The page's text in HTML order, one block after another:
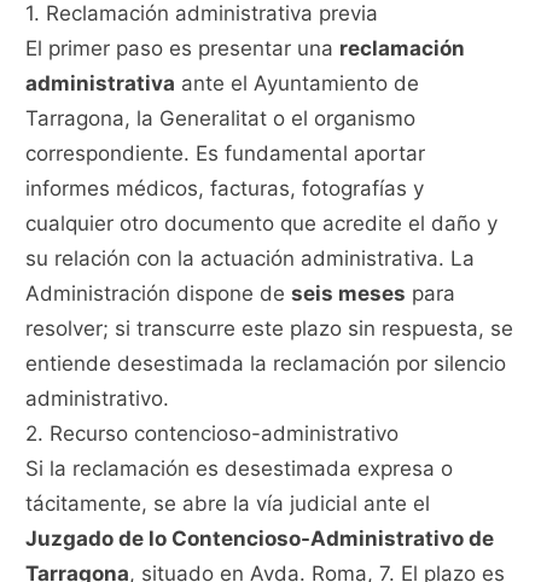
1. Reclamación administrativa previa
El primer paso es presentar una reclamación
administrativa ante el Ayuntamiento de
Tarragona, la Generalitat o el organismo
correspondiente. Es fundamental aportar
informes médicos, facturas, fotografías y
cualquier otro documento que acredite el daño y
su relación con la actuación administrativa. La
Administración dispone deseis meses para
resolver; si transcurre este plazo sin respuesta, se
entiende desestimada la reclamación por silencio
administrativo.
2. Recurso contencioso-administrativo
Si la reclamación es desestimada expresa o
tácitamente, se abre la vía judicial ante el
Juzgado de lo Contencioso-Administrativo de
Tarragona, situado en Avda. Roma, 7. El plazo es